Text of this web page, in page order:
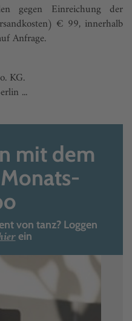
gegen Einreichung der
€ 99, innerhalb
Anfrage.
KG.
...
mit dem
von tanz? Loggen
ein